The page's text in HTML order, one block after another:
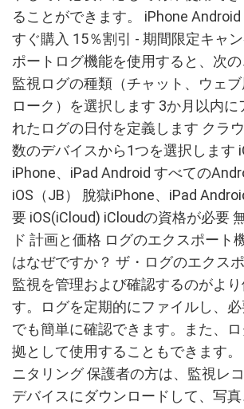
ることができます。 iPhone
すぐ購入 15％割引 - 期間限定キャ
ポートログ機能を使用すると、次
監視ログの種類（チャット、ウェ
ローク）を選択します 3か月以内に
れたログの日付を定義します クラ
数のデバイスから1つを選択します
iPhone、iPad Android すべての
iOS（JB） 脫獄iPhone、iPad
要 iOS(iCloud) iCloudの資格が必要
ド 計画と価格 ログのエクスポート
はなぜですか？ ザ・ログのエクス
監視を管理および確認するのがよ
す。ログを定期的にファイルし、
でも簡単に確認できます。また、
拠として使用することもできます
ニタリング 保護者の方は、監視レ
デバイスにダウンロードして、写